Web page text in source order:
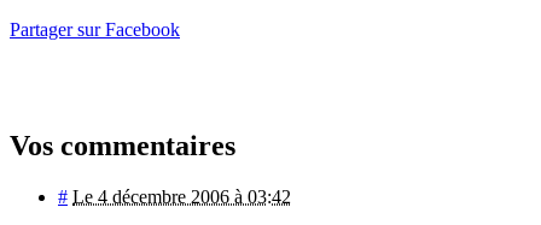
Partager sur Facebook
Vos commentaires
# Le 4 décembre 2006 à 03:42